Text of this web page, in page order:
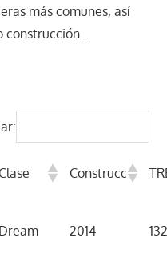
más comunes, así
construcción…
Clase Construcc
Dream 2014